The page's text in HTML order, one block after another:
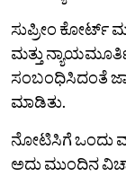
ಸುಪ್ರೀಂ ಕೋರ್ಟ್
ಮತ್ತು
ಸಂಬಂಧಿಸಿದಂತೆ
ಮಾಡಿತು.
ನೋಟಿಸಿಗೆ ಒಂದು
ಅದು ಮುಂದಿನ‌